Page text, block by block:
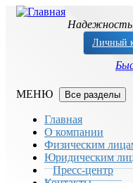
Перейти к основному
Надежность,
Личный
Все разделы
Главная
О компании
Физическим
Юридическим
Пресс-центр